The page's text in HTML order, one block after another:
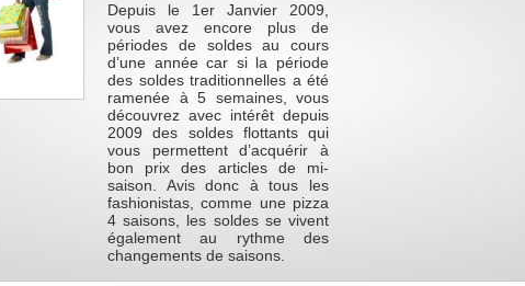
Depuis le 1er Janvier 2009,
vous avez encore plus de
périodes de soldes au cours
d’une année car si la période
des soldes traditionnelles a été
ramenée à 5 semaines, vous
découvrez avec intérêt depuis
2009 des soldes flottants qui
vous permettent d’acquérir à
bon prix des articles de mi-
saison. Avis donc à tous les
fashionistas, comme une pizza
4 saisons, les soldes se vivent
également au rythme des
changements de saisons.